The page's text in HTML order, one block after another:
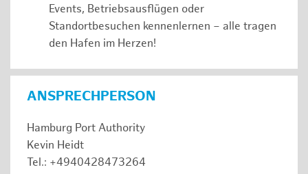
Events, Betriebsausflügen oder
Standortbesuchen kennenlernen – alle tragen
den Hafen im Herzen!
ANSPRECHPERSON
Hamburg Port Authority
Kevin Heidt
Tel.: +4940428473264